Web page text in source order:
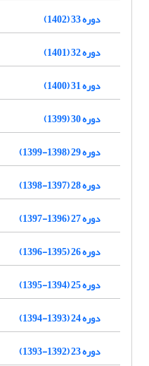
دوره 33 (1402)
دوره 32 (1401)
دوره 31 (1400)
دوره 30 (1399)
دوره 29 (1398-1399)
دوره 28 (1397-1398)
دوره 27 (1396-1397)
دوره 26 (1395-1396)
دوره 25 (1394-1395)
دوره 24 (1393-1394)
دوره 23 (1392-1393)